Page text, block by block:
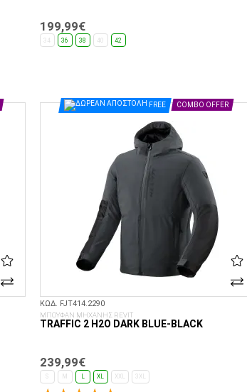
199,99€
34 36 38 40 42
FREE COMBO OFFER
ΚΩΔ. FJT414.2290
ΜΠΟΥΦΑΝ ΜΗΧΑΝΗΣ REVIT
TRAFFIC 2 H2O DARK BLUE-BLACK
239,99€
S L XL XXL 3XL